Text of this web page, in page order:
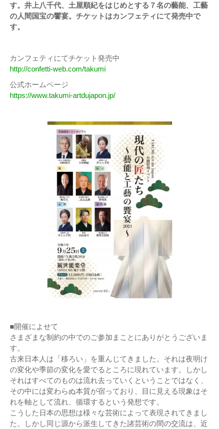
す。井上八千代、土屋順紀をはじめとする７名の藝能、工藝
の人間国宝の饗宴。チケットはカンフェティにて発売中で
す。
カンフェティにてチケット発売中
http://confetti-web.com/takumi
公式ホームページ
https://www.takumi-artdujapon.jp/
■開催によせて
さまざまな制約の中でのご参加まことにありがとうございま
す。
古来日本人は「移ろい」を重んじてきました。それは夜明け
の変化や季節の変化を愛でるところに現れています。しかし
それはすべてのものは流れ去っていくということではなく、
その中には変わらぬ本質が宿っており、目に見える現象はそ
れを軸として流れ、循環するという発想です。
こうした日本の思想は様々な芸術によって表現されてきまし
た。しかし同じ源から派生してきた諸芸術の間の交流は、近